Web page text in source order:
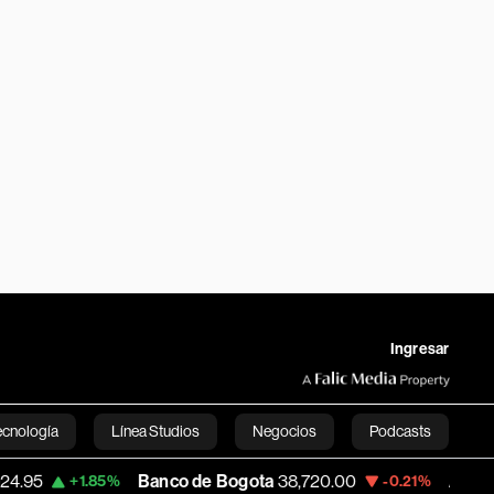
Ingresar
Línea Studios Negocios Podcasts
English
+1.85% Banco de Bogota 38,720.00 -0.21% Apple 310.94